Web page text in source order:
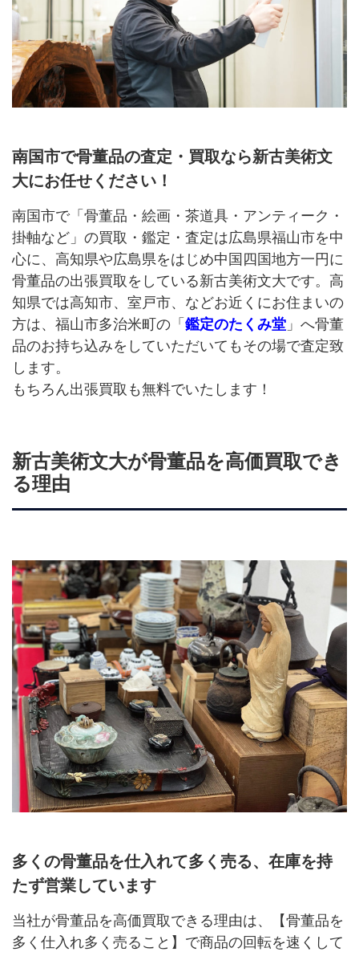
南国市で骨董品の査定・買取なら新古美術文
大にお任せください！
南国市で「骨董品・絵画・茶道具・アンティーク・
掛軸など」の買取・鑑定・査定は広島県福山市を中
心に、高知県や広島県をはじめ中国四国地方一円に
骨董品の出張買取をしている新古美術文大です。高
知県では高知市、室戸市、などお近くにお住まいの
方は、福山市多治米町の「 鑑定のたくみ堂 」へ骨董
品のお持ち込みをしていただいてもその場で査定致
します。
もちろん出張買取も無料でいたします！
新古美術文大が骨董品を高価買取でき
る理由
多くの骨董品を仕入れて多く売る、在庫を持
たず営業しています
当社が骨董品を高価買取できる理由は、【骨董品を
多く仕入れ多く売ること】で商品の回転を速くして